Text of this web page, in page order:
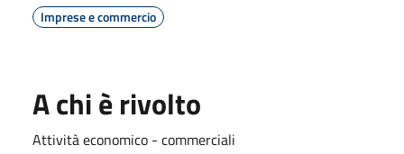
Imprese e commercio
A chi è rivolto
Attività economico - commerciali